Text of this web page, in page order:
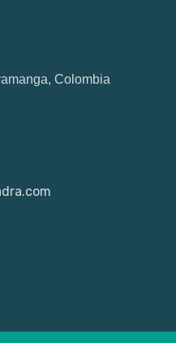
Colombia